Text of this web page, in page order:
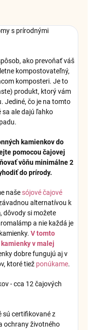
s prírodnými
ako prevoňať váš
kompostovateľný,
komposteri. Je to
produkt, ktorý vám
Jediné, čo je na tomto
sa ale dajú ľahko
kamienkov do
pomocou čajovej
vôňu minimálne 2
do prírody.
naše sójové čajové
alternatívou k
dôvody si možete
a nie každá je
V tomto
v malej
dobre fungujú aj v
ktoré tiež ponúkame.
- cca 12 čajových
sú certifikované z
ochrany životného